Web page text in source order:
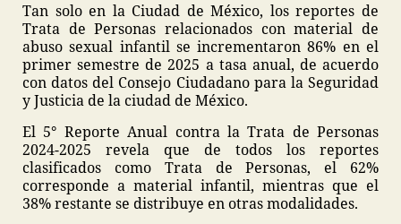
Tan solo en la Ciudad de México, los reportes de
Trata de Personas relacionados con material de
abuso sexual infantil se incrementaron 86% en el
primer semestre de 2025 a tasa anual, de acuerdo
con datos del Consejo Ciudadano para la Seguridad
y Justicia de la ciudad de México.
El 5° Reporte Anual contra la Trata de Personas
2024-2025 revela que de todos los reportes
clasificados como Trata de Personas, el 62%
corresponde a material infantil, mientras que el
38% restante se distribuye en otras modalidades.